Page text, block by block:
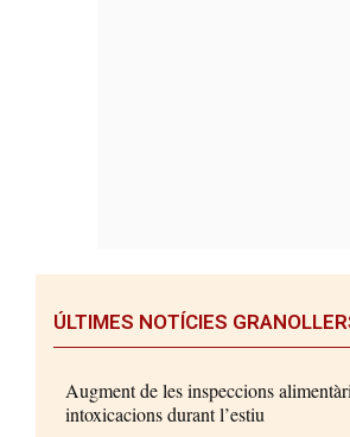
ÚLTIMES NOTÍCIES
Augment de les inspeccions
intoxicacions durant l’estiu